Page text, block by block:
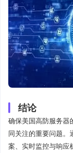
结论
确保美国高防服务器
同关注的重要问题。
案、实时监控与响应